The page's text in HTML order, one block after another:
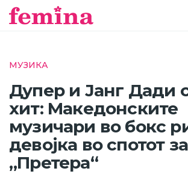
МУЗИКА
Дупер и Јанг Дади
хит: Македонските
музичари во бокс
девојка во спотот за
„Претера“